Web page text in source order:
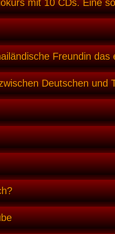
mit 10 CDs. Eine
Freundin
Deutschen